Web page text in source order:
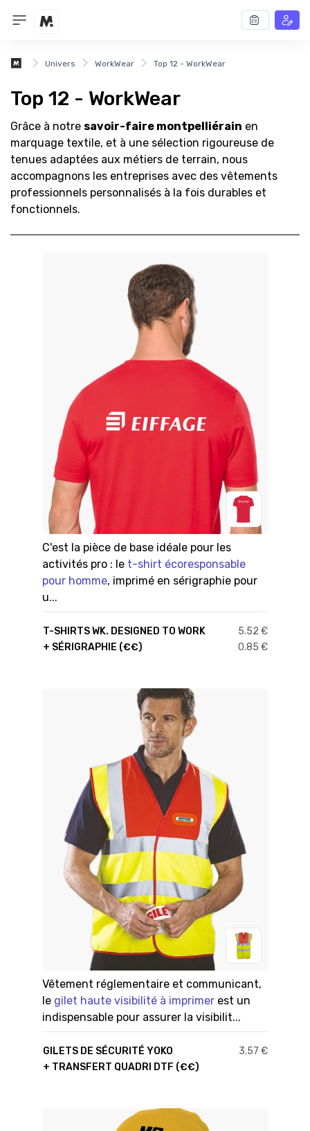
Univers WorkWear Top 12 - WorkWear
Top 12 - WorkWear
Grâce à notre savoir-faire montpelliérain en
marquage textile, et à une sélection rigoureuse de
tenues adaptées aux métiers de terrain, nous
accompagnons les entreprises avec des vêtements
professionnels personnalisés à la fois durables et
fonctionnels.
C'est la pièce de base idéale pour les
activités pro : le t-shirt écoresponsable
pour homme, imprimé en sérigraphie pour
u...
T-SHIRTS WK. DESIGNED TO WORK
5.52 €
+ SÉRIGRAPHIE (€€)
0.85 €
Vêtement réglementaire et communicant,
le gilet haute visibilité à imprimerest un
indispensable pour assurer la visibilit...
GILETS DE SÉCURITÉ YOKO
3.57 €
+ TRANSFERT QUADRI DTF (€€)